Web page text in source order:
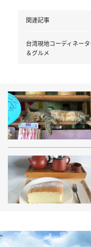
関連記事
台湾現地コーディネー
＆グルメ